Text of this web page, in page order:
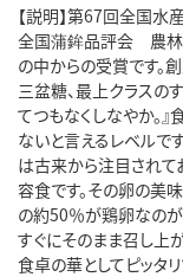
【説明】第67回全国
全国蒲鉾品評会 農林
の中からの受賞です。
三盆糖、最上クラスのす
てつもなくしなやか。
ないと言えるレベルで
は古来から注目されて
容食です。その卵の美
の約50％が鶏卵なのが
すぐにそのまま召し上
食卓の華としてピッタリ